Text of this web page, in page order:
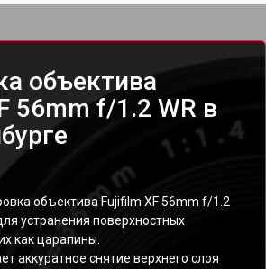
объектива
56mm f/1.2 WR в
объектива Fujifilm XF 56mm f/1.2
устранения поверхностных
как царапины.
аккуратное снятие верхнего слоя